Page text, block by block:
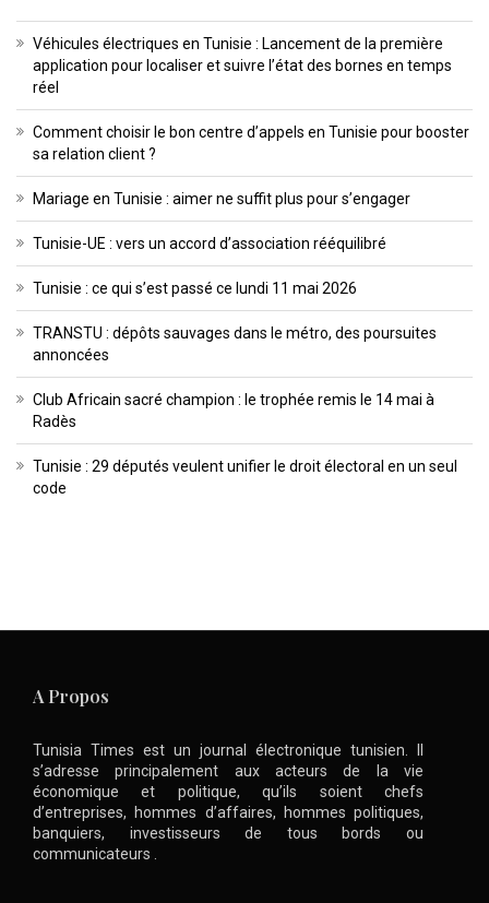
Véhicules électriques en Tunisie : Lancement de la première
application pour localiser et suivre l’état des bornes en temps
réel
Comment choisir le bon centre d’appels en Tunisie pour booster
sa relation client ?
Mariage en Tunisie : aimer ne suffit plus pour s’engager
Tunisie-UE : vers un accord d’association rééquilibré
Tunisie : ce qui s’est passé ce lundi 11 mai 2026
TRANSTU : dépôts sauvages dans le métro, des poursuites
annoncées
Club Africain sacré champion : le trophée remis le 14 mai à
Radès
Tunisie : 29 députés veulent unifier le droit électoral en un seul
code
A Propos
Tunisia Times est un journal électronique tunisien. Il
s’adresse principalement aux acteurs de la vie
économique et politique, qu’ils soient chefs
d’entreprises, hommes d’affaires, hommes politiques,
banquiers, investisseurs de tous bords ou
communicateurs .